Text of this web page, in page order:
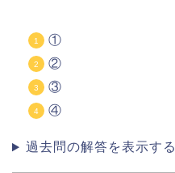
①
②
③
④
過去問の解答を表示する